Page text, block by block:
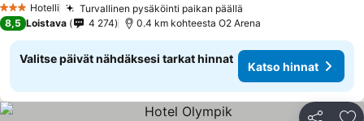
3 Tähtiluokitus
Hotelli Turvallinen pysäköinti paikan päällä
8,5 Loistava 4 274 0.4 km kohteesta O2 Arena
Valitse päivät nähdäksesi tarkat hinnat
Katso hinnat